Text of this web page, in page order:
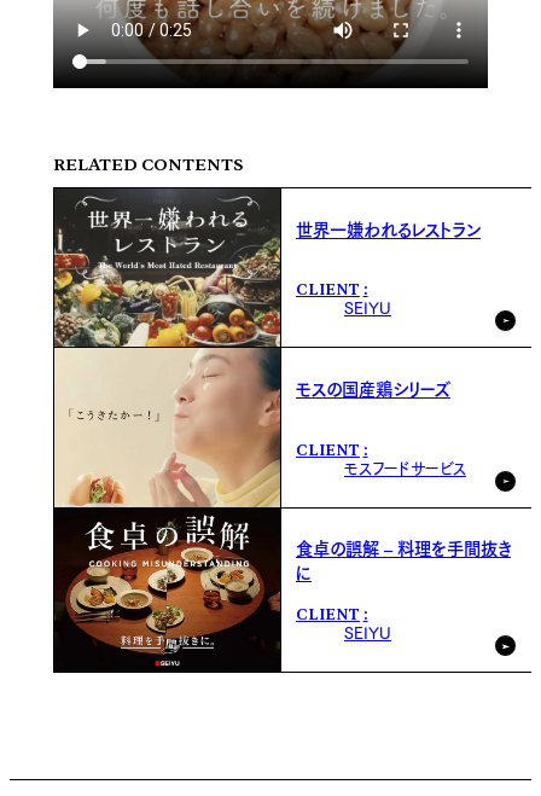
RELATED CONTENTS
世界一嫌われるレストラン
CLIENT
SEIYU
モスの国産鶏シリーズ
CLIENT
モスフードサービス
食卓の誤解 – 料理を手間抜き
に
CLIENT
SEIYU